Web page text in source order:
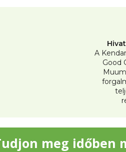
A
Good
meg időben